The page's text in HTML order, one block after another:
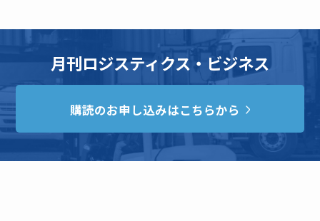
月刊ロジスティクス・ビジネス
購読のお申し込みはこちらから